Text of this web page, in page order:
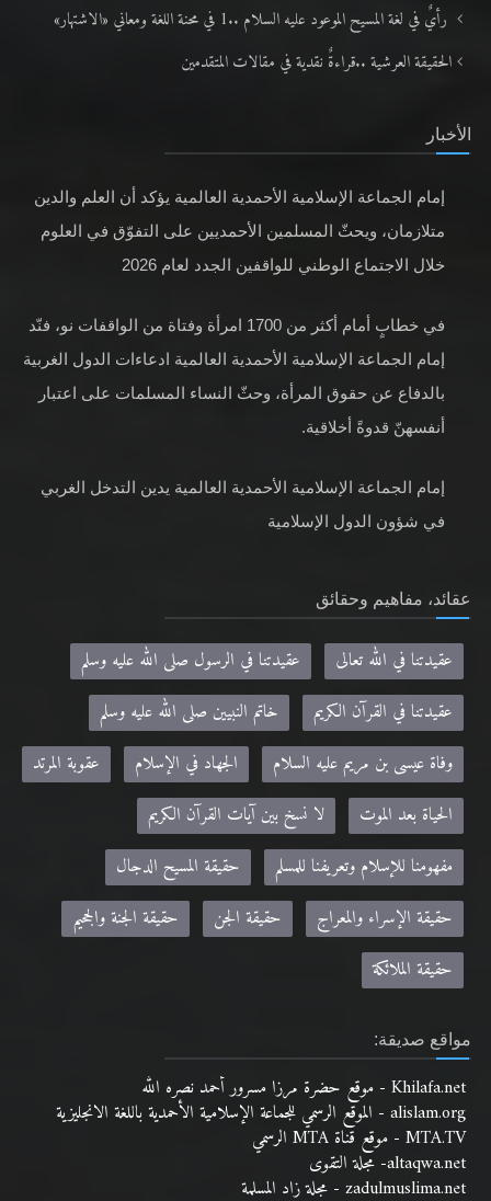
رأيٌ في لغة المسيح الموعود عليه السلام ..1 في محنة اللغة ومعاني «الاشتهار»
الحقيقة العرشية ..قراءةٌ نقدية في مقالات المتقدمين
الأخبار
إمام الجماعة الإسلامية الأحمدية العالمية يؤكد أن العلم والدين
متلازمان، ويحثّ المسلمين الأحمديين على التفوّق في العلوم
خلال الاجتماع الوطني للواقفين الجدد لعام 2026
في خطابٍ أمام أكثر من 1700 امرأة وفتاة من الواقفات نو، فنّد
إمام الجماعة الإسلامية الأحمدية العالمية ادعاءات الدول الغربية
بالدفاع عن حقوق المرأة، وحثّ النساء المسلمات على اعتبار
أنفسهنّ قدوةً أخلاقية.
إمام الجماعة الإسلامية الأحمدية العالمية يدين التدخل الغربي
في شؤون الدول الإسلامية
عقائد، مفاهيم وحقائق
عقيدتنا في الله تعالى
عقيدتنا في الرسول صلى الله عليه وسلم
عقيدتنا في القرآن الكريم
خاتم النبيين صلى الله عليه وسلم
وفاة عيسى بن مريم عليه السلام
الجهاد في الإسلام
عقوبة المرتد
الحياة بعد الموت
لا نسخ بين آيات القرآن الكريم
مفهومنا للإسلام وتعريفنا للمسلم
حقيقة المسيح الدجال
حقيقة الإسراء والمعراج
حقيقة الجن
حقيقة الجنة والجحيم
حقيقة الملائكة
مواقع صديقة:
Khilafa.net - موقع حضرة مرزا مسرور أحمد نصره الله
alislam.org - الموقع الرسمي للجماعة الإسلامية الأحمدية باللغة الانجليزية
MTA.TV - موقع قناة MTA الرسمي
altaqwa.net- مجلة التقوى
zadulmuslima.net - مجلة زاد المسلمة